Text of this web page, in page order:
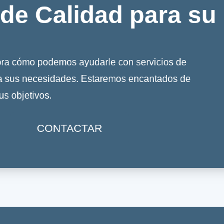
Calidad para su
cómo podemos ayudarle con servicios de
sus necesidades. Estaremos encantados de
objetivos.
CONTACTAR